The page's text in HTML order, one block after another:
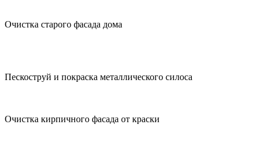
Очистка старого фасада дома
Пескоструй и покраска металлического силоса
Очистка кирпичного фасада от краски